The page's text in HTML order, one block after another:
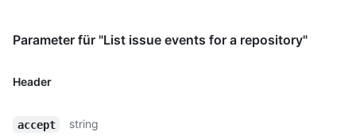
Parameter für "List issue events for a repository"
Header
accept
string